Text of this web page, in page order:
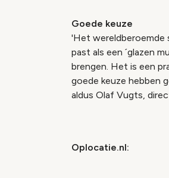
Goede keuze
'Het wereldberoemde
past als een ´glazen
brengen. Het is een
goede keuze hebben
aldus Olaf Vugts,
Oplocatie.nl: